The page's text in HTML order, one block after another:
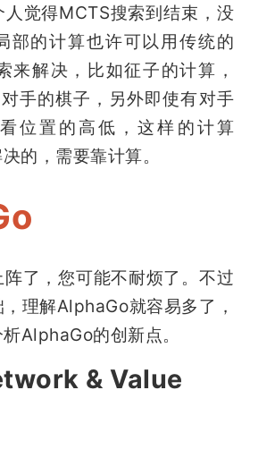
觉得MCTS搜索到结束，没
部的计算也许可以用传统的
来解决，比如征子的计算，
手的棋子，另外即使有对手
位置的高低，这样的计算
的，需要靠计算。
了，您可能不耐烦了。不过
理解AlphaGo就容易多了，
AlphaGo的创新点。
& Value